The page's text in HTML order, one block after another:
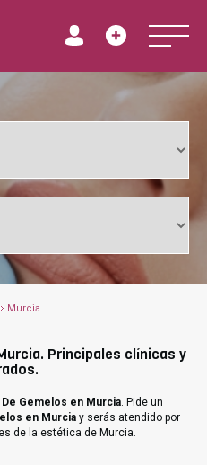
Murcia
Principales clínicas y
Gemelos en Murcia. Pide un
en Murcia y serás atendido por
de la estética de Murcia.